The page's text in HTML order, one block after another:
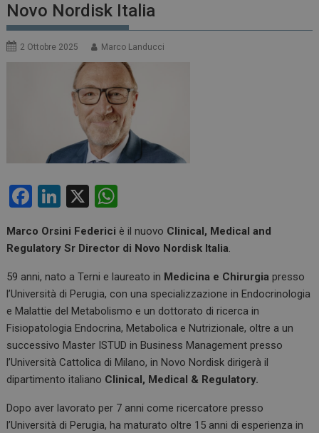
Novo Nordisk Italia
2 Ottobre 2025 Marco Landucci
F
ce
o
o
k
Li
ke
n
X
at
A
p
p
Marco Orsini Federici è il nuovo Clinical, Medical and
Regulatory Sr Director di Novo Nordisk Italia.
59 anni, nato a Terni e laureato in Medicina e Chirurgia presso
l’Università di Perugia, con una specializzazione in Endocrinologia
e Malattie del Metabolismo e un dottorato di ricerca in
Fisiopatologia Endocrina, Metabolica e Nutrizionale, oltre a un
successivo Master ISTUD in Business Management presso
l’Università Cattolica di Milano, in Novo Nordisk dirigerà il
dipartimento italiano Clinical, Medical & Regulatory.
Dopo aver lavorato per 7 anni come ricercatore presso
l’Università di Perugia, ha maturato oltre 15 anni di esperienza in